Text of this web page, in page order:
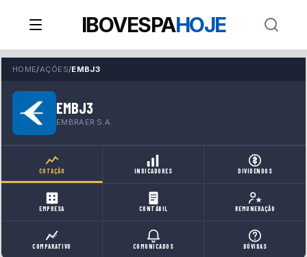
IBOVESPAHOJE
HOME/AÇÕES/EMBJ3
EMBJ3
EMBRAER S.A.
COTAÇÃO INDICADORES DIVIDENDOS
EMPRESA CONTÁBIL REMUNERAÇÃO
COMPARATIVO COMUNICADOS DÚVIDAS